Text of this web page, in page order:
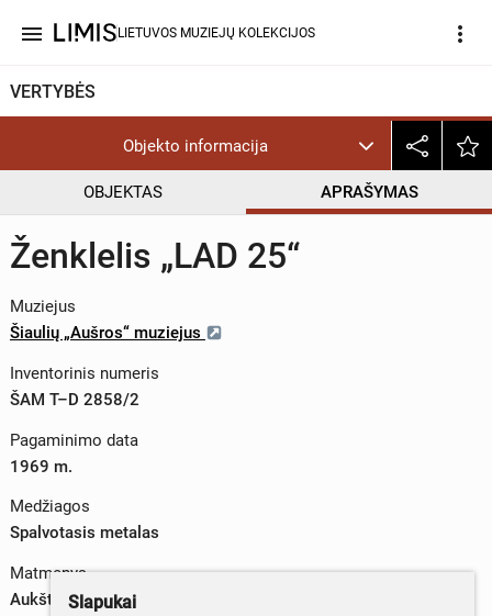
menu LIETUVOS MUZIEJŲ KOLEKCIJOS more_vert
VERTYBĖS
Objekto informacija
OBJEKTAS APRAŠYMAS
Ženklelis „LAD 25“
Muziejus
Šiaulių „Aušros“ muziejus
Inventorinis numeris
ŠAM T–D 2858/2
Pagaminimo data
1969 m.
Medžiagos
Spalvotasis metalas
Matmenys
Aukštis x plotis – 2,7x2 cm
Slapukai